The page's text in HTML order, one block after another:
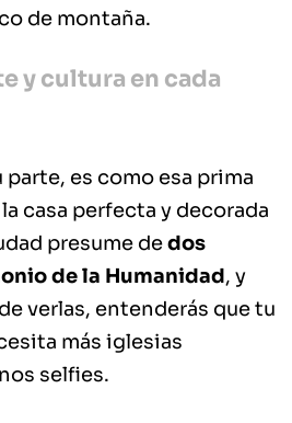
de montaña.
y cultura en cada
es como esa prima
casa perfecta y decorada
presume dedos
de la Humanidad, y
verlas, entenderás que tu
más iglesias
selfies.